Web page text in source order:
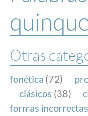
NOTICIAS
FundéuRAE es
y la Real
el buen uso del
Internet.
Otras
fonética (72)
clásicos (38)
formas incorrectas